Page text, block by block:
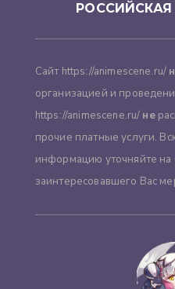
Сайт https://animescene.ru/
организацией и
https://animescene.ru/ не
прочие платные услуги.
информацию уточняйте на
заинтересовавшего Вас